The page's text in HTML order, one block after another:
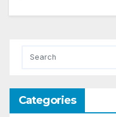
Categories